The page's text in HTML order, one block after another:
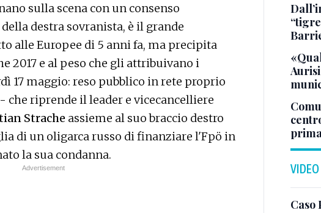
sulla scena con un consenso
destra sovranista, è il grande
alle Europee di 5 anni fa, ma precipita
2017 e al peso che gli attribuivano i
17 maggio: reso pubblico in rete proprio
che riprende il leader e vicecancelliere
Strache assieme al suo braccio destro
di un oligarca russo di finanziare l'Fpö in
la sua condanna.
VIDEO
Caso